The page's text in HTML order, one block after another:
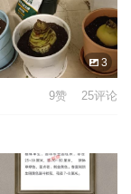
3
9赞 25评论